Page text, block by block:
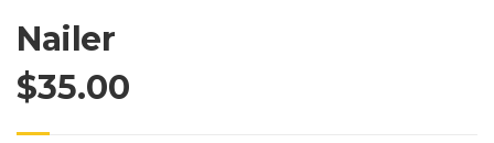
mit
4.00
von 5,
auf
Kundenbewertungen
Nailer
$35.00